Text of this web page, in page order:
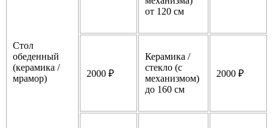
Стол
обеденный
(керамика /
мрамор)
от 120 см
2000 ₽
Керамика /
стекло (с
механизмом)
до 160 см
2000 ₽